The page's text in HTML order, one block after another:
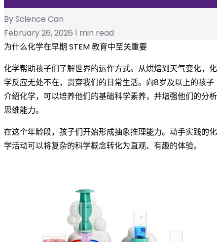
By Science Can
February 26, 2026 1 min read
为什么化学在早期 STEM 教育中至关重要
化学帮助孩子们了解世界的运作方式。从烘焙到天气变化，化
学反应无处不在，贯穿我们的日常生活。向8岁及以上的孩子
介绍化学，可以培养他们的基础科学素养，并增强他们的分析
思维能力。
在这个年龄段，孩子们开始形成抽象推理能力。动手实践的化
学活动可以将复杂的科学概念转化为直观、有趣的体验。